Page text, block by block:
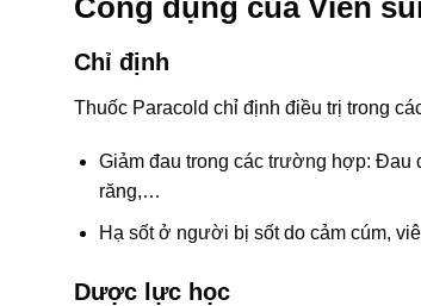
Công dụng của Viên
Chỉ định
Thuốc Paracold chỉ định điều trị trong
Giảm đau trong các trường hợp: Đau
răng,…
Hạ sốt ở người bị sốt do cảm cúm,
Dược lực học